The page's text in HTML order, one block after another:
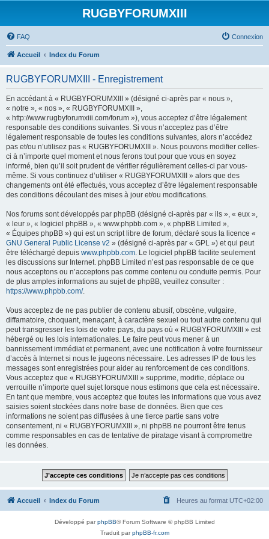
RUGBYFORUMXIII
FAQ Connexion
Accueil Index du Forum
RUGBYFORUMXIII - Enregistrement
En accédant à « RUGBYFORUMXIII » (désigné ci-après par « nous »,
« notre », « nos », « RUGBYFORUMXIII »,
« http://www.rugbyforumxiii.com/forum »), vous acceptez d’être légalement
responsable des conditions suivantes. Si vous n’acceptez pas d’être
légalement responsable de toutes les conditions suivantes, alors n’accédez
pas et/ou n’utilisez pas « RUGBYFORUMXIII ». Nous pouvons modifier celles-
ci à n’importe quel moment et nous ferons tout pour que vous en soyez
informé, bien qu’il soit prudent de vérifier régulièrement celles-ci par vous-
même. Si vous continuez d’utiliser « RUGBYFORUMXIII » alors que des
changements ont été effectués, vous acceptez d’être légalement responsable
des conditions découlant des mises à jour et/ou modifications.
Nos forums sont développés par phpBB (désigné ci-après par « ils », « eux »,
« leur », « logiciel phpBB », « www.phpbb.com », « phpBB Limited »,
« Équipes phpBB ») qui est un script libre de forum, déclaré sous la licence «
GNU General Public License v2 » (désigné ci-après par « GPL ») et qui peut
être téléchargé depuis www.phpbb.com. Le logiciel phpBB facilite seulement
les discussions sur Internet. phpBB Limited n’est pas responsable de ce que
nous acceptons ou n’acceptons pas comme contenu ou conduite permis. Pour
de plus amples informations au sujet de phpBB, veuillez consulter :
https://www.phpbb.com/.
Vous acceptez de ne pas publier de contenu abusif, obscène, vulgaire,
diffamatoire, choquant, menaçant, à caractère sexuel ou tout autre contenu qui
peut transgresser les lois de votre pays, du pays où « RUGBYFORUMXIII » est
hébergé ou les lois internationales. Le faire peut vous mener à un
bannissement immédiat et permanent, avec une notification à votre fournisseur
d’accès à Internet si nous le jugeons nécessaire. Les adresses IP de tous les
messages sont enregistrées pour aider au renforcement de ces conditions.
Vous acceptez que « RUGBYFORUMXIII » supprime, modifie, déplace ou
verrouille n’importe quel sujet lorsque nous estimons que cela est nécessaire.
En tant que membre, vous acceptez que toutes les informations que vous avez
saisies soient stockées dans notre base de données. Bien que ces
informations ne soient pas diffusées à une tierce partie sans votre
consentement, ni « RUGBYFORUMXIII », ni phpBB ne pourront être tenus
comme responsables en cas de tentative de piratage visant à compromettre
les données.
Accueil Index du Forum Heures au format UTC+02:00
Développé parphpBB® Forum Software © phpBB Limited
Traduit parphpBB-fr.com